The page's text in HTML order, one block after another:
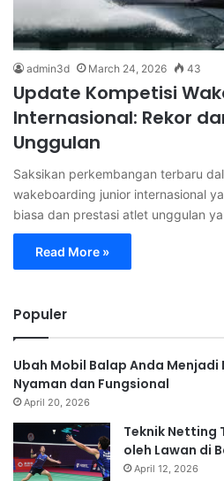
admin3d March 24, 2026 43
Update Kompetisi
Internasional: Rekor
Unggulan
Saksikan perkembangan terbaru
wakeboarding junior internasional
biasa dan prestasi atlet unggulan
Read More »
Populer
Ubah Mobil Balap Anda
Nyaman dan Fungsional
April 20, 2026
Teknik Netting
oleh Lawan di
April 12, 2026